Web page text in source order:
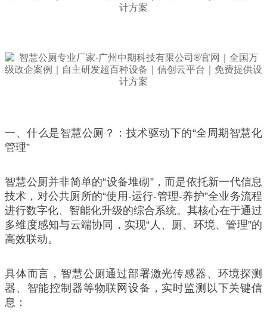
一、什么是智慧公厕？：技术驱动下的“全周期智慧化
管理”
智慧公厕并非简单的“设备堆砌”，而是依托新一代信息
技术，对公共厕所的“使用-运行-管理-养护”全业务流程
进行数字化、智能化升级的综合系统。其核心在于通过
多维度感知与云端协同，实现“人、厕、环境、管理”的
高效联动。
具体而言，智慧公厕通过部署激光传感器、环境探测
器、智能控制器等物联网设备，实时监测以下关键信
息：